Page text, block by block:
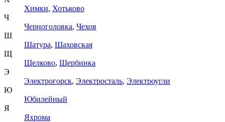
Химки, Хотьково
Ч
Черноголовка, Чехов
Ш
Шатура, Шаховская
Щ
Щелково, Щербинка
Э
Электрогорск, Электросталь, Электроугли
Ю
Юбилейный
Я
Яхрома